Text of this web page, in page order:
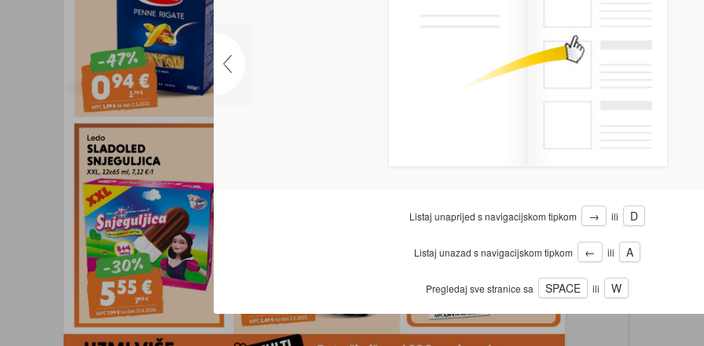
Listaj unaprijed s navigacijskom tipkom → ili D
Listaj unazad s navigacijskom tipkom ← ili A
Pregledaj sve stranice sa SPACE ili W